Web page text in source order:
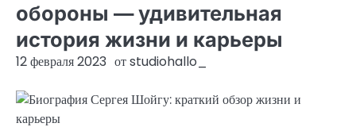
обороны — удивительная
история жизни и карьеры
12 февраля 2023 отstudiohallo_